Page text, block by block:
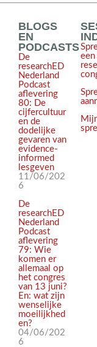
BLOGS
EN
PODCASTS
De
researchED
Nederland
Podcast
aflevering
80: De
cijfercultuur
en de
dodelijke
gevaren van
evidence-
informed
lesgeven
11/06/202
6
De
researchED
Nederland
Podcast
aflevering
79: Wie
komen er
allemaal op
het congres
van 13 juni?
En: wat zijn
wenselijke
moeilijkhed
en?
04/06/202
6
een